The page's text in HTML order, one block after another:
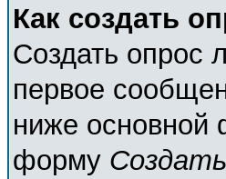
Как создать
Создать опрос
первое
ниже основной
форму